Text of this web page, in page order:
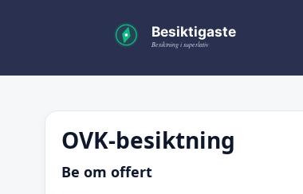
OVK-besiktning
Be om offert